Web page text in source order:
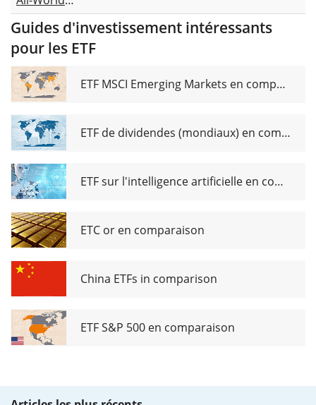
UCITS ETF
USD (Acc)
Guides d'investissement intéressants
pour les ETF
ETF MSCI Emerging Markets en comparaison
ETF de dividendes (mondiaux) en comparaison
ETF sur l'intelligence artificielle en comparaison
ETC or en comparaison
China ETFs in comparison
ETF S&P 500 en comparaison